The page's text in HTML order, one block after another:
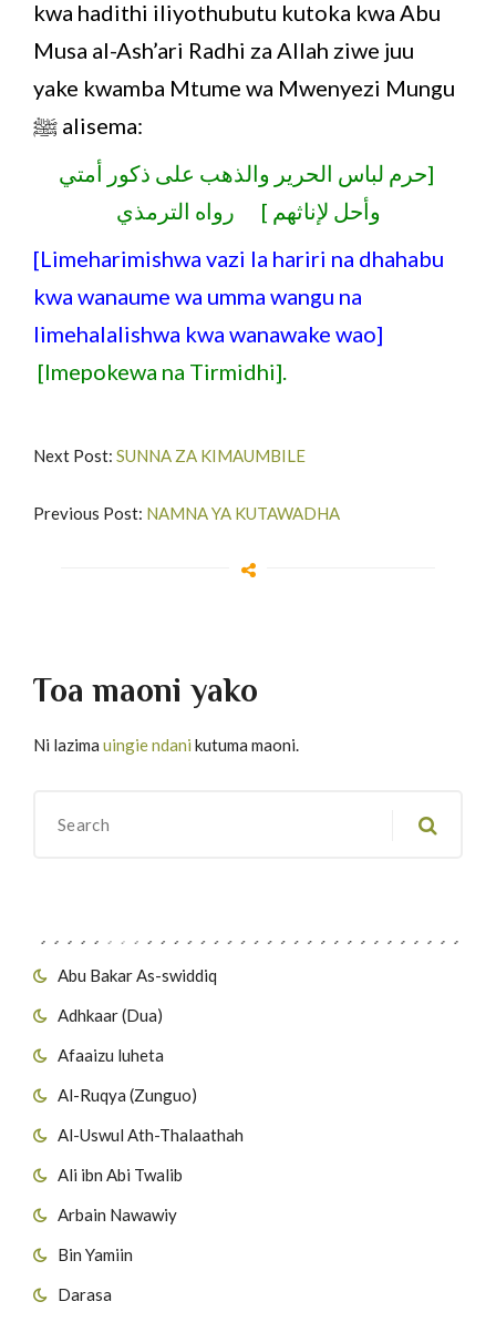
Abu Bakar As-swiddiq
Adhkaar (Dua)
Afaaizu luheta
Al-Ruqya (Zunguo)
Al-Uswul Ath-Thalaathah
Ali ibn Abi Twalib
Arbain Nawawiy
Bin Yamiin
Darasa
kwa hadithi iliyothubutu kutoka kwa Abu
Musa al-Ash’ari Radhi za Allah ziwe juu
yake kwamba Mtume wa Mwenyezi Mungu
ﷺ alisema:
[حرم لباس الحرير والذهب على ذكور أمتي
وأحل لإناثهم ] رواه الترمذي
[Limeharimishwa vazi la hariri na dhahabu
kwa wanaume wa umma wangu na
limehalalishwa kwa wanawake wao]
[Imepokewa na Tirmidhi].
Next Post: SUNNA ZA KIMAUMBILE
Previous Post: NAMNA YA KUTAWADHA
Toa maoni yako
Ni lazima uingie ndani kutuma maoni.